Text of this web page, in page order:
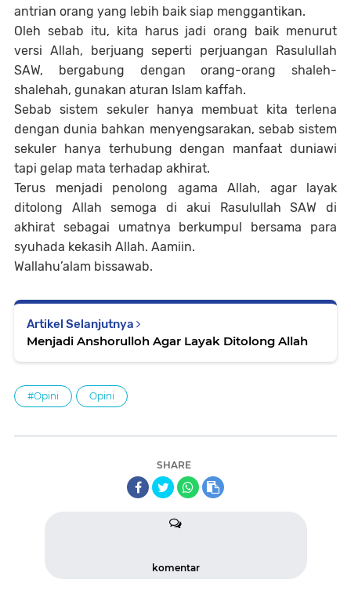
antrian orang yang lebih baik siap menggantikan.
Oleh sebab itu, kita harus jadi orang baik menurut
versi Allah, berjuang seperti perjuangan Rasulullah
SAW, bergabung dengan orang-orang shaleh-
shalehah, gunakan aturan Islam kaffah.
Sebab sistem sekuler hanya membuat kita terlena
dengan dunia bahkan menyengsarakan, sebab sistem
sekuler hanya terhubung dengan manfaat duniawi
tapi gelap mata terhadap akhirat.
Terus menjadi penolong agama Allah, agar layak
ditolong Allah semoga di akui Rasulullah SAW di
akhirat sebagai umatnya berkumpul bersama para
syuhada kekasih Allah. Aamiin.
Wallahu’alam bissawab.
Artikel Selanjutnya
Menjadi Anshorulloh Agar Layak Ditolong Allah
#Opini Opini
SHARE
komentar